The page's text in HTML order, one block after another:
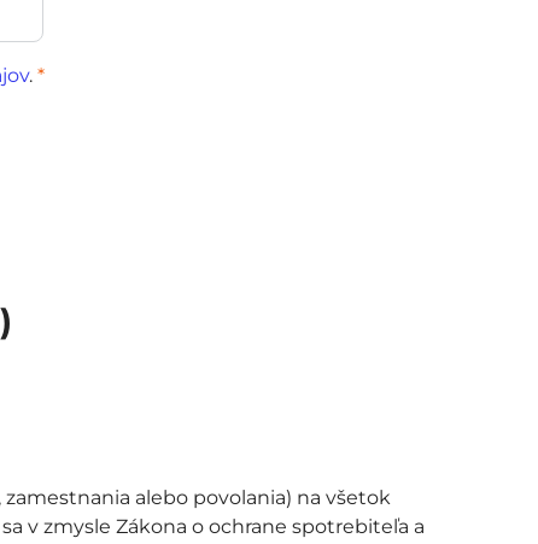
.*
alebo povolania) na všetok
v zmysle Zákona o ochrane spotrebiteľa a